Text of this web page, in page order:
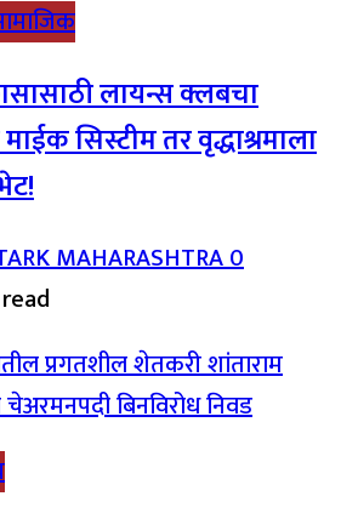
लायन्स क्लबचा
सिस्टीम तर वृद्धाश्रमाला
MAHARASHTRA0